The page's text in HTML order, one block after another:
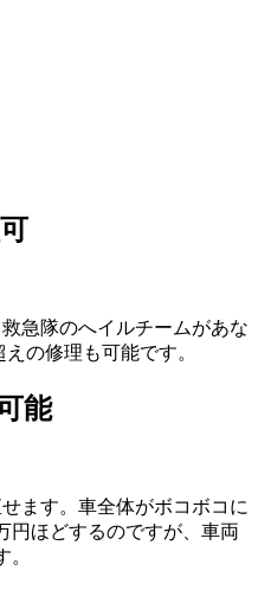
急隊のへイルチームがあな
の修理も可能です。
能
ます。車全体がボコボコに
円ほどするのですが、車両